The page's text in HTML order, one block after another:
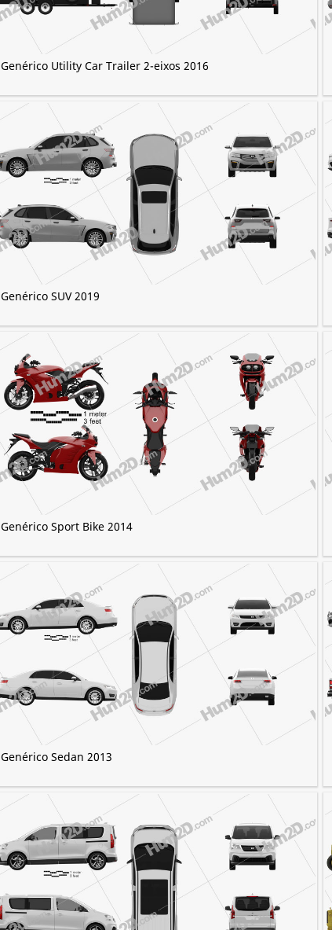
Genérico Utility Car Trailer 2-eixos 2016
Genérico SUV 2019
Genérico Sport Bike 2014
Genérico Sedan 2013